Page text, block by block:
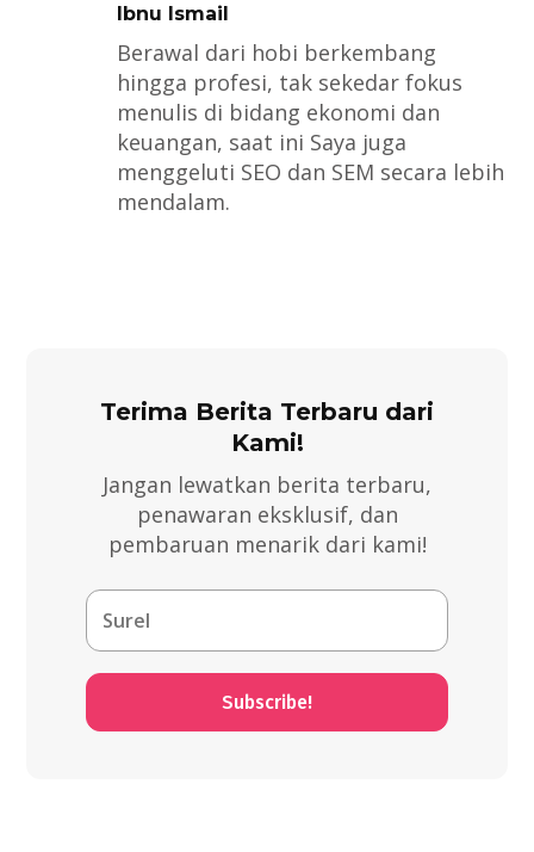
Ibnu Ismail
Berawal dari hobi berkembang
hingga profesi, tak sekedar fokus
menulis di bidang ekonomi dan
keuangan, saat ini Saya juga
menggeluti SEO dan SEM secara lebih
mendalam.
Terima Berita Terbaru dari
Kami!
Jangan lewatkan berita terbaru,
penawaran eksklusif, dan
pembaruan menarik dari kami!
Subscribe!